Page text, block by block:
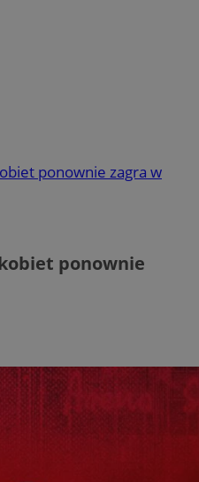
ponownie zagra w
ponownie